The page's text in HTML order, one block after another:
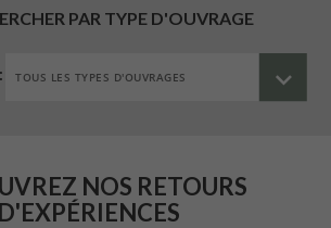
PAR TYPE D'OUVRAGE
NOS RETOURS
D'EXPÉRIENCES